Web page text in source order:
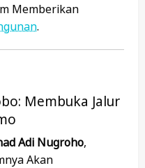
Memberikan
.
Membuka Jalur
Adi Nugroho,
Akan